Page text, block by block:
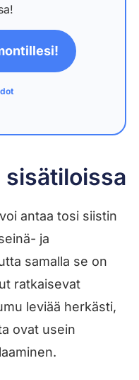
sisätiloissa
antaa tosi siistin
ja
samalla se on
ratkaisevat
leviää herkästi,
ovat usein